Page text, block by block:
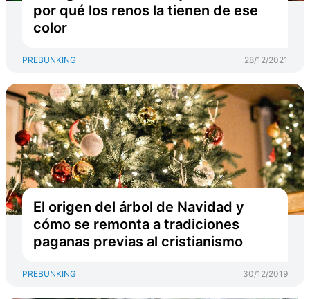
por qué los renos la tienen de ese
color
PREBUNKING 28/12/2021
El origen del árbol de Navidad y
cómo se remonta a tradiciones
paganas previas al cristianismo
PREBUNKING 30/12/2019